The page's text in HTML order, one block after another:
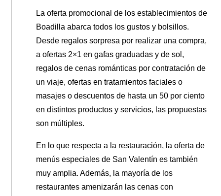
La oferta promocional de los establecimientos de
Boadilla abarca todos los gustos y bolsillos.
Desde regalos sorpresa por realizar una compra,
a ofertas 2×1 en gafas graduadas y de sol,
regalos de cenas románticas por contratación de
un viaje, ofertas en tratamientos faciales o
masajes o descuentos de hasta un 50 por ciento
en distintos productos y servicios, las propuestas
son múltiples.
En lo que respecta a la restauración, la oferta de
menús especiales de San Valentín es también
muy amplia. Además, la mayoría de los
restaurantes amenizarán las cenas con